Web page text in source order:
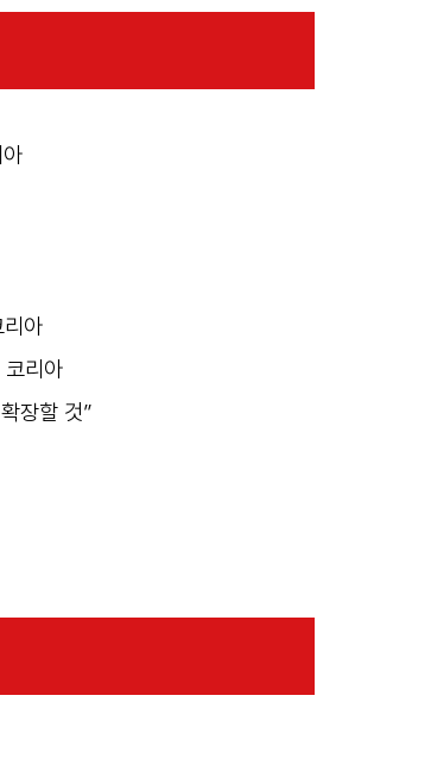
아
코리아
장할 것”